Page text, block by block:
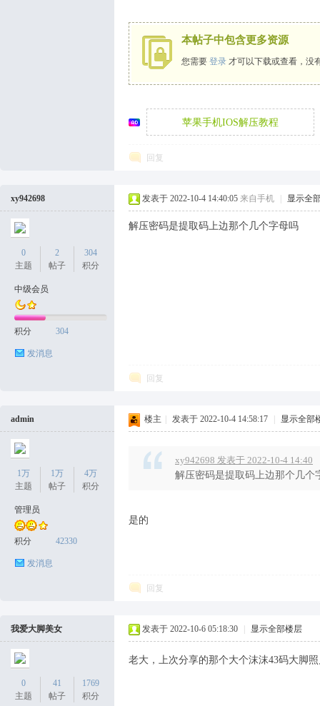
本帖子中包含更多资源
您需要 登录 才可以下载或查看，没
苹果手机IOS解压教程
回复
xy942698
0
主题
2
帖子
304
积分
中级会员
积分 304
发消息
发表于 2022-10-4 14:40:05 来自手机 显示全
解压密码是提取码上边那个几个字母吗
回复
admin
1万
主题
1万
帖子
4万
积分
管理员
积分 42330
发消息
楼主 发表于 2022-10-4 14:58:17 显示全部
xy942698 发表于 2022-10-4 14:40
解压密码是提取码上边那个几个
是的
回复
我爱大脚美女
0
主题
41
帖子
1769
积分
发表于 2022-10-6 05:18:30 显示全部楼层
老大，上次分享的那个大个沫沫43码大脚